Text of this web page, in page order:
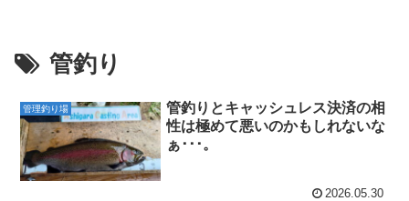
管釣り
管理釣り場
管釣りとキャッシュレス決済の相
性は極めて悪いのかもしれないな
ぁ･･･。
2026.05.30